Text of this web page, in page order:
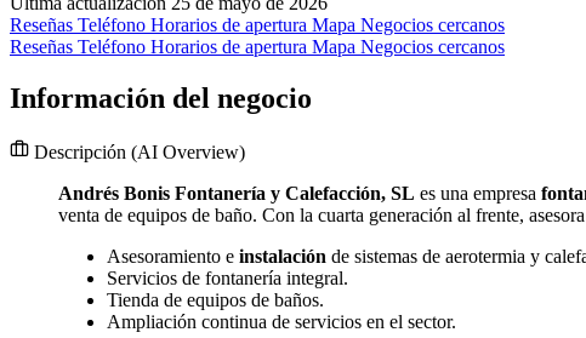
Reseñas Teléfono Horarios de apertura Mapa Negocios cercanos
Reseñas Teléfono Horarios de apertura Mapa Negocios cercanos
Información del negocio
Descripción (AI Overview)
Andrés Bonis Fontanería y Calefacción, SL es una empresa
venta de equipos de baño. Con la cuarta generación al frente,
Asesoramiento e instalación de sistemas de aerotermia y
Servicios de fontanería integral.
Tienda de equipos de baños.
Ampliación continua de servicios en el sector.